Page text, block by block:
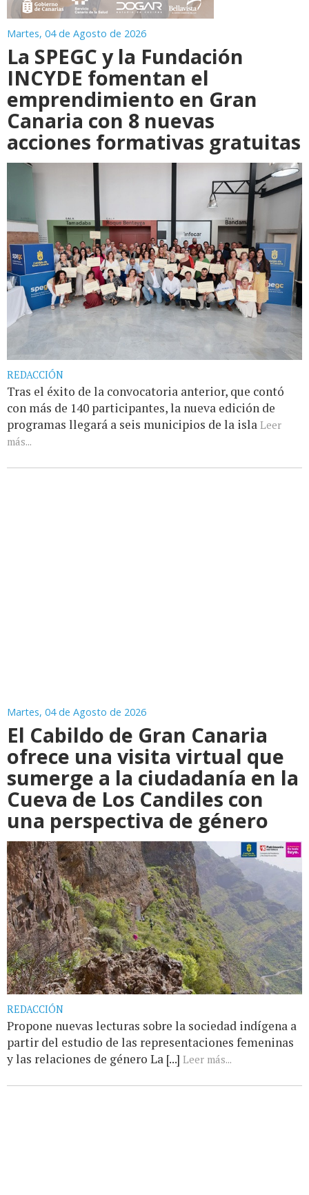
Martes, 04 de Agosto de 2026
La SPEGC y la Fundación
INCYDE fomentan el
emprendimiento en Gran
Canaria con 8 nuevas
acciones formativas gratuitas
REDACCIÓN
Tras el éxito de la convocatoria anterior, que contó
con más de 140 participantes, la nueva edición de
programas llegará a seis municipios de la isla Leer
más...
Martes, 04 de Agosto de 2026
El Cabildo de Gran Canaria
ofrece una visita virtual que
sumerge a la ciudadanía en la
Cueva de Los Candiles con
una perspectiva de género
REDACCIÓN
Propone nuevas lecturas sobre la sociedad indígena a
partir del estudio de las representaciones femeninas
y las relaciones de género La [...] Leer más...